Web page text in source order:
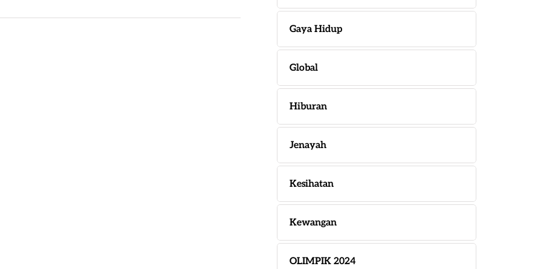
Gaya Hidup
Global
Hiburan
Jenayah
Kesihatan
Kewangan
OLIMPIK 2024